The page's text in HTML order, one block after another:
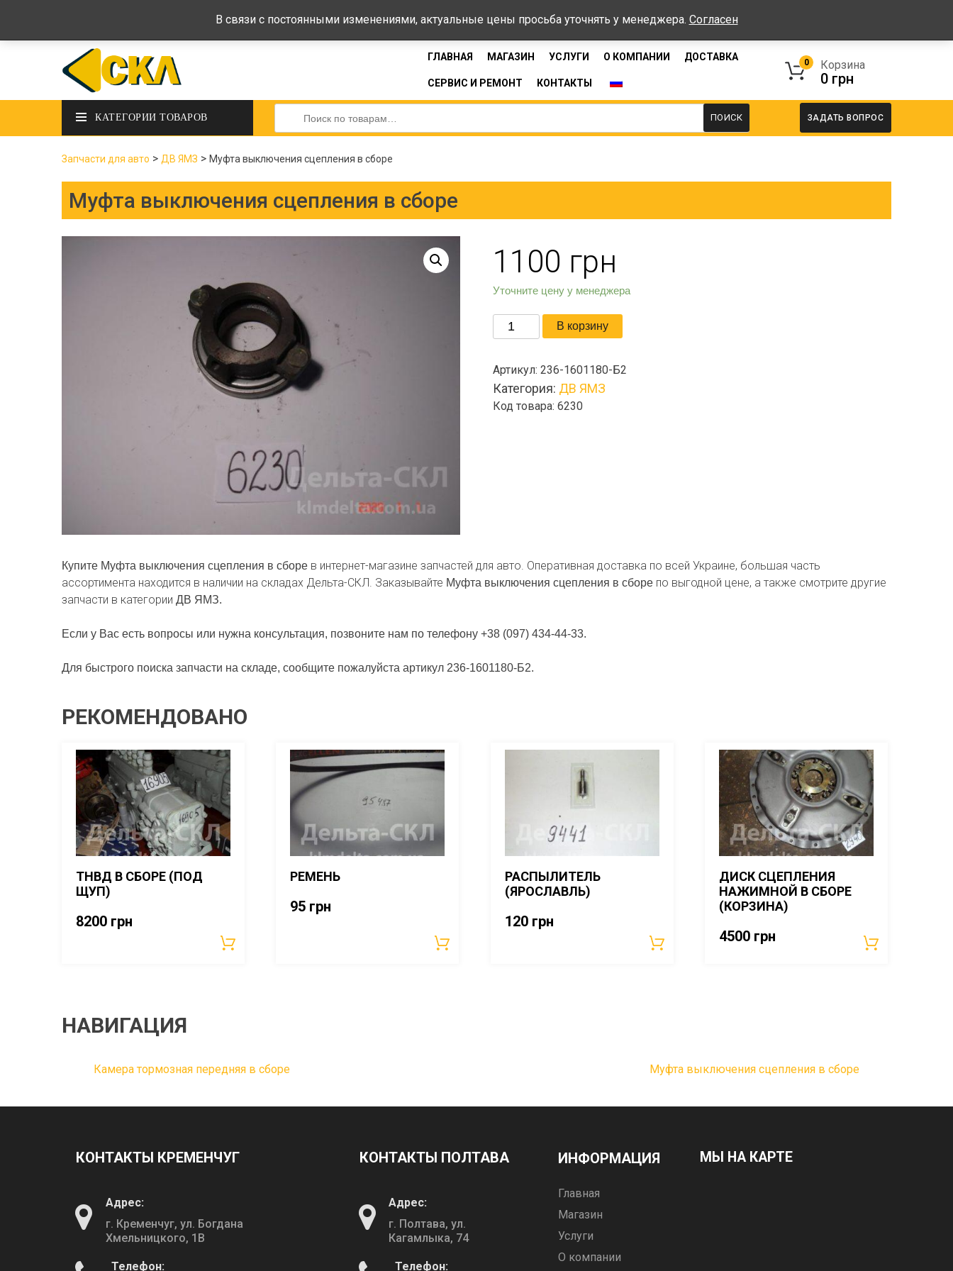
+38 (097) 434-44-33 Время работы: Пн-Пт: 08:00-17:00, Сб-Вс - выходные
ГЛАВНАЯ МАГАЗИН УСЛУГИ О КОМПАНИИ ДОСТАВКА
СЕРВИС И РЕМОНТ КОНТАКТЫ
Корзина
0
0 грн
КАТЕГОРИИ ТОВАРОВ
Искать:
ПОИСК ЗАДАТЬ ВОПРОС
Запчасти для авто > ДВ ЯМЗ > Муфта выключения сцепления в сборе
Муфта выключения сцепления в сборе
1100 грн
Уточните цену у менеджера
Количество
товара
выключения
сцепления
в
В корзину
Артикул:236-1601180-Б2
Категория: ДВ ЯМЗ
Код товара: 6230
Купите Муфта выключения сцепления в сборе в интернет-магазине запчастей для авто. Оперативная доставка по всей Украине, большая часть
ассортимента находится в наличии на складах Дельта-СКЛ. Заказывайте Муфта выключения сцепления в сборе по выгодной цене, а также смотрите другие
запчасти в категории ДВ ЯМЗ.
Если у Вас есть вопросы или нужна консультация, позвоните нам по телефону +38 (097) 434-44-33.
Для быстрого поиска запчасти на складе, сообщите пожалуйста артикул 236-1601180-Б2.
РЕКОМЕНДОВАНО
ТНВД В СБОРЕ (ПОД
ЩУП)
8200 грн
РЕМЕНЬ
95 грн
РАСПЫЛИТЕЛЬ
(ЯРОСЛАВЛЬ)
120 грн
ДИСК СЦЕПЛЕНИЯ
НАЖИМНОЙ В СБОРЕ
(КОРЗИНА)
4500 грн
НАВИГАЦИЯ
Камера тормозная передняя в сборе Муфта выключения сцепления в сборе
КОНТАКТЫ КРЕМЕНЧУГ
Адрес:
г. Кременчуг, ул. Богдана
Хмельницкого, 1В
Телефон:
КОНТАКТЫ ПОЛТАВА
Адрес:
г. Полтава, ул.
Кагамлыка, 74
Телефон:
ИНФОРМАЦИЯ
Главная
Магазин
Услуги
О компании
МЫ НА КАРТЕ
В связи с постоянными изменениями, актуальные цены просьба уточнять у менеджера. Согласен